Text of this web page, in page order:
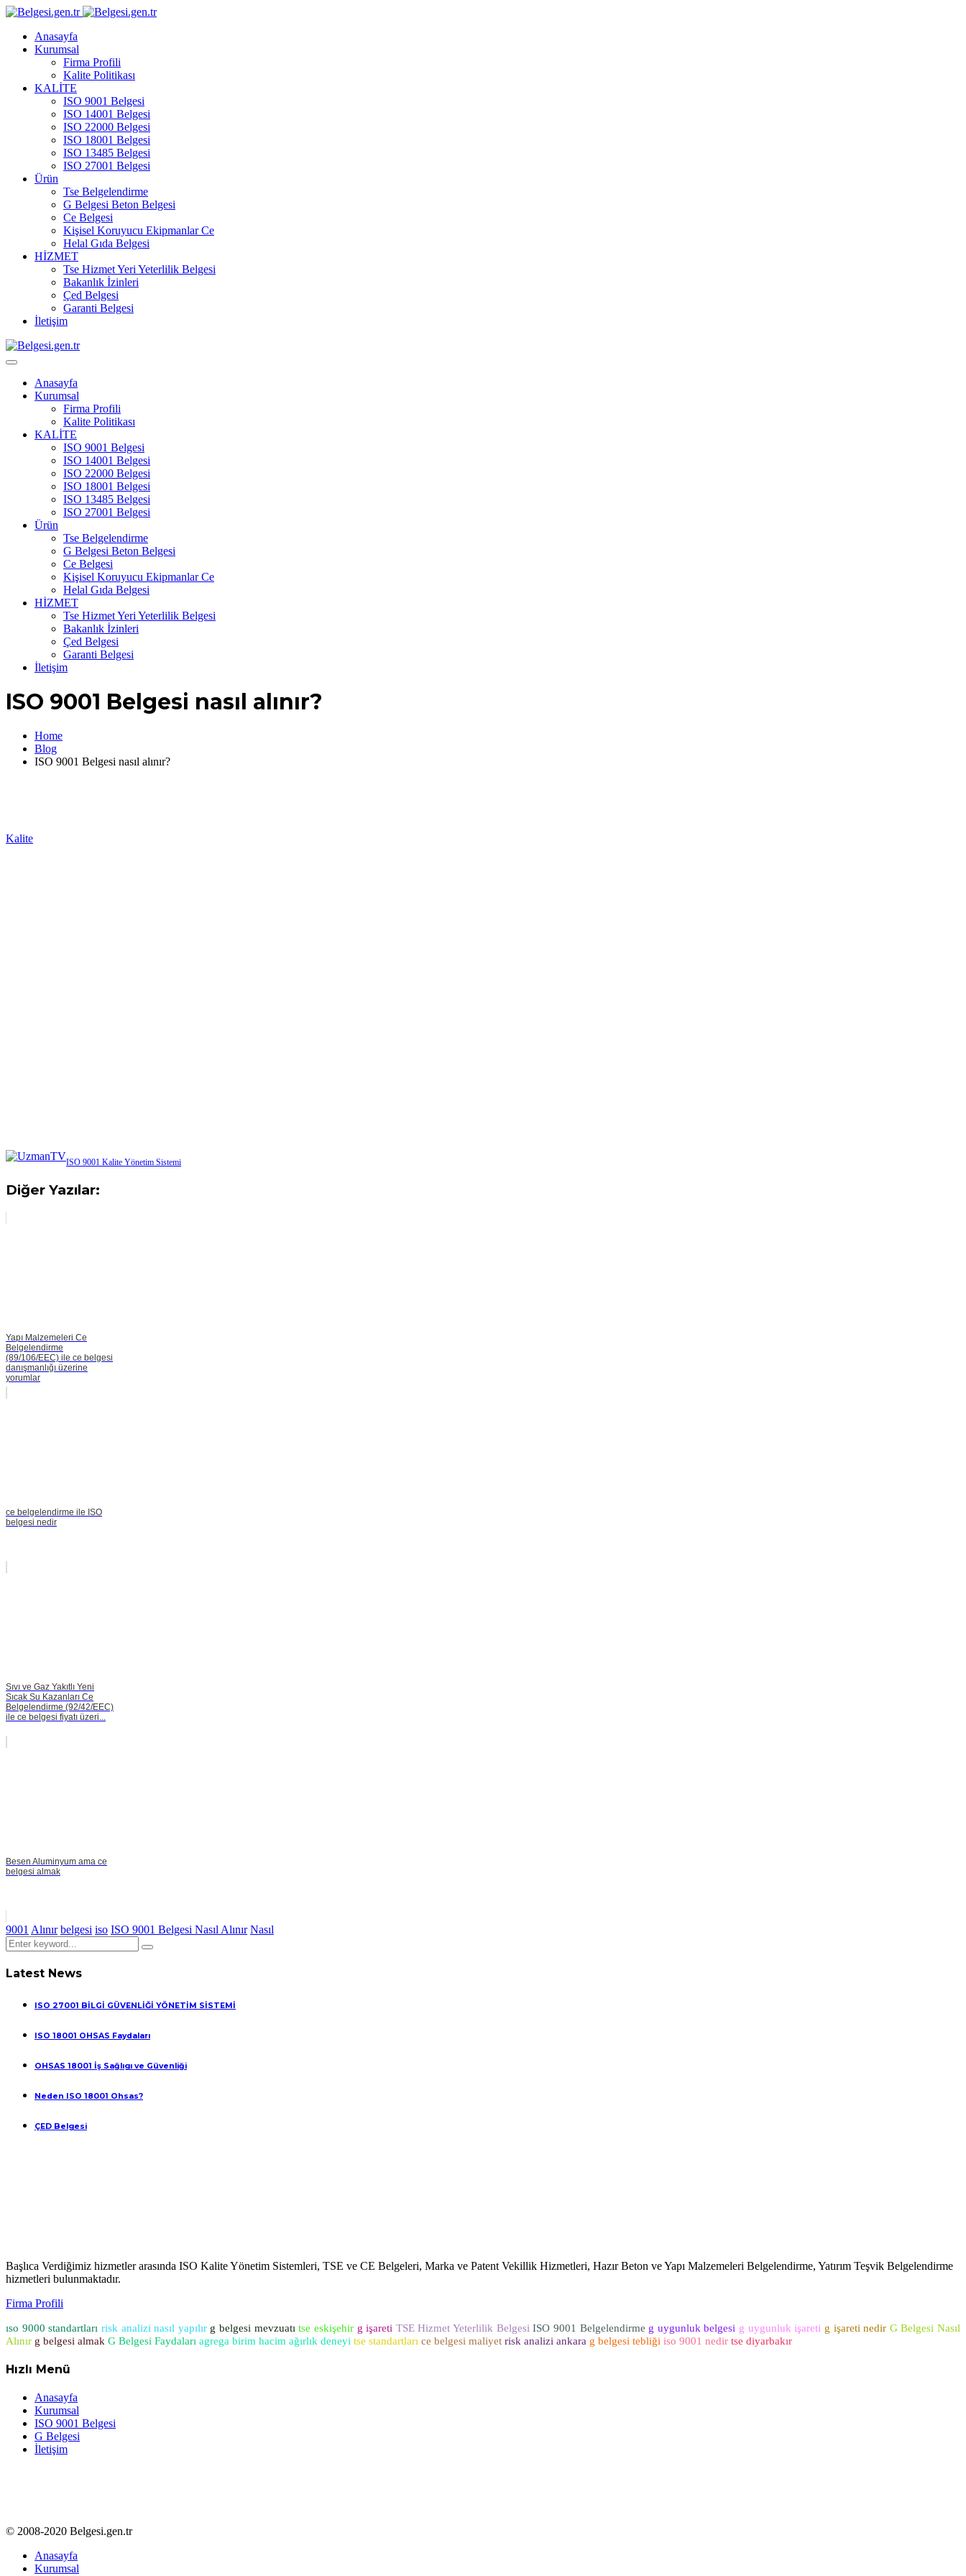
Anasayfa
Kurumsal
Firma Profili
Kalite Politikası
KALİTE
ISO 9001 Belgesi
ISO 14001 Belgesi
ISO 22000 Belgesi
ISO 18001 Belgesi
ISO 13485 Belgesi
ISO 27001 Belgesi
Ürün
Tse Belgelendirme
G Belgesi Beton Belgesi
Ce Belgesi
Kişisel Koruyucu Ekipmanlar Ce
Helal Gıda Belgesi
HİZMET
Tse Hizmet Yeri Yeterlilik Belgesi
Bakanlık İzinleri
Çed Belgesi
Garanti Belgesi
İletişim
Anasayfa
Kurumsal
Firma Profili
Kalite Politikası
KALİTE
ISO 9001 Belgesi
ISO 14001 Belgesi
ISO 22000 Belgesi
ISO 18001 Belgesi
ISO 13485 Belgesi
ISO 27001 Belgesi
Ürün
Tse Belgelendirme
G Belgesi Beton Belgesi
Ce Belgesi
Kişisel Koruyucu Ekipmanlar Ce
Helal Gıda Belgesi
HİZMET
Tse Hizmet Yeri Yeterlilik Belgesi
Bakanlık İzinleri
Çed Belgesi
Garanti Belgesi
İletişim
ISO 9001 Belgesi nasıl alınır?
Home
Blog
ISO 9001 Belgesi nasıl alınır?
Kalite
ISO 9001 Kalite Yönetim Sistemi
Diğer Yazılar:
Yapı Malzemeleri Ce
Belgelendirme
(89/106/EEC) ile ce belgesi
danışmanlığı üzerine
yorumlar
ce belgelendirme ile ISO
belgesi nedir
Sıvı ve Gaz Yakıtlı Yeni
Sıcak Su Kazanları Ce
Belgelendirme (92/42/EEC)
ile ce belgesi fiyatı üzeri...
Besen Aluminyum ama ce
belgesi almak
9001 Alınır belgesi iso ISO 9001 Belgesi Nasıl Alınır Nasıl
Latest News
ISO 27001 BİLGİ GÜVENLİĞİ YÖNETİM SİSTEMİ
ISO 18001 OHSAS Faydaları
OHSAS 18001 İş Sağlıgı ve Güvenliği
Neden ISO 18001 Ohsas?
ÇED Belgesi
Başlıca Verdiğimiz hizmetler arasında ISO Kalite Yönetim Sistemleri, TSE ve CE Belgeleri, Marka ve Patent Vekillik Hizmetleri, Hazır Beton ve Yapı Malzemeleri Belgelendirme, Yatırım Teşvik Belgelendirme
hizmetleri bulunmaktadır.
Firma Profili
ıso 9000 standartları risk analizi nasıl yapılır g belgesi mevzuatı tse eskişehir g işareti TSE Hizmet Yeterlilik Belgesi ISO 9001 Belgelendirme g uygunluk belgesi g uygunluk işareti g işareti nedir G Belgesi Nasıl
Alınır g belgesi almak G Belgesi Faydaları agrega birim hacim ağırlık deneyi tse standartları ce belgesi maliyet risk analizi ankara g belgesi tebliği iso 9001 nedir tse diyarbakır
Hızlı Menü
Anasayfa
Kurumsal
ISO 9001 Belgesi
G Belgesi
İletişim
© 2008-2020 Belgesi.gen.tr
Anasayfa
Kurumsal